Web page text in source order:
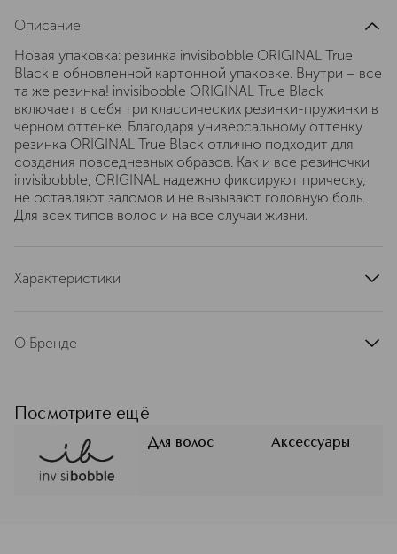
Описание
Новая упаковка: резинка invisibobble ORIGINAL True
Black в обновленной картонной упаковке. Внутри – все
та же резинка! invisibobble ORIGINAL True Black
включает в себя три классических резинки-пружинки в
черном оттенке. Благодаря универсальному оттенку
резинка ORIGINAL True Black отлично подходит для
создания повседневных образов. Как и все резиночки
invisibobble, ORIGINAL надежно фиксируют прическу,
не оставляют заломов и не вызывают головную боль.
Для всех типов волос и на все случаи жизни.
Характеристики
О Бренде
аксессуарах для волос. Его
основательница, Софи Треллес-
Твиди, спонтанно воспользовалась
Посмотрите ещё
Для волос Аксессуары